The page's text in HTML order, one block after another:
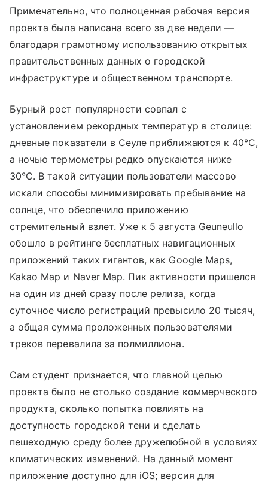
Примечательно, что полноценная рабочая версия
проекта была написана всего за две недели —
благодаря грамотному использованию открытых
правительственных данных о городской
инфраструктуре и общественном транспорте.
Бурный рост популярности совпал с
установлением рекордных температур в столице:
дневные показатели в Сеуле приближаются к 40°C,
а ночью термометры редко опускаются ниже
30°C. В такой ситуации пользователи массово
искали способы минимизировать пребывание на
солнце, что обеспечило приложению
стремительный взлет. Уже к 5 августа Geuneullo
обошло в рейтинге бесплатных навигационных
приложений таких гигантов, как Google Maps,
Kakao Map и Naver Map. Пик активности пришелся
на один из дней сразу после релиза, когда
суточное число регистраций превысило 20 тысяч,
а общая сумма проложенных пользователями
треков перевалила за полмиллиона.
Сам студент признается, что главной целью
проекта было не столько создание коммерческого
продукта, сколько попытка повлиять на
доступность городской тени и сделать
пешеходную среду более дружелюбной в условиях
климатических изменений. На данный момент
приложение доступно для iOS; версия для